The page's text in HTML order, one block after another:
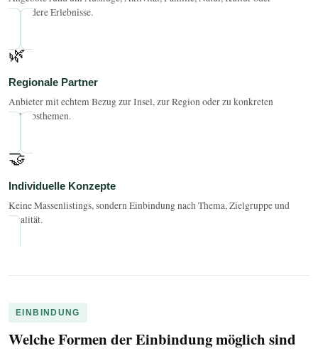
besondere Erlebnisse.
🌿
Regionale Partner
Anbieter mit echtem Bezug zur Insel, zur Region oder zu konkreten
Urlaubsthemen.
🤝
Individuelle Konzepte
Keine Massenlistings, sondern Einbindung nach Thema, Zielgruppe und
Qualität.
EINBINDUNG
Welche Formen der Einbindung möglich sind